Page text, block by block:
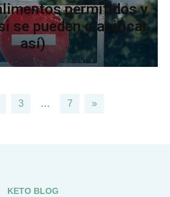
permitidos y
se pueden clasificar
así)
3 … 7 »
KETO BLOG